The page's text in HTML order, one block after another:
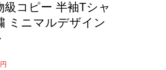
コピー 半袖Tシャ
ミニマルデザイン
円